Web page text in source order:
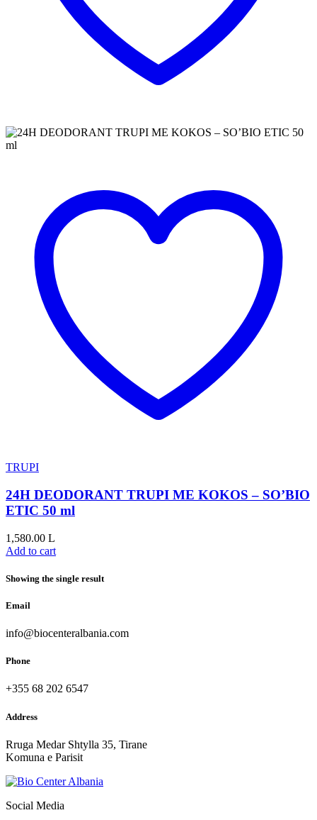
TRUPI
24H DEODORANT TRUPI ME KOKOS – SO’BIO
ETIC 50 ml
1,580.00 L
Add to cart
Showing the single result
Email
info@biocenteralbania.com
Phone
+355 68 202 6547
Address
Rruga Medar Shtylla 35, Tirane
Komuna e Parisit
Social Media